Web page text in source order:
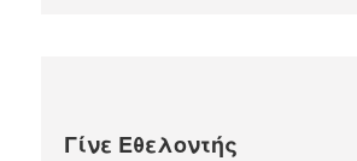
Γίνε Εθελοντής